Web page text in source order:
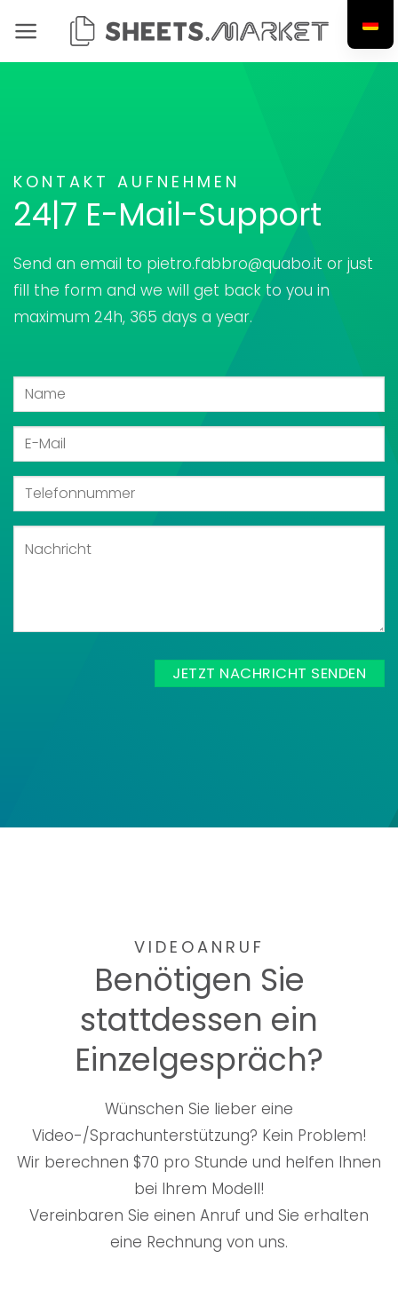
Inhalt
KONTAKT AUFNEHMEN
24|7 E-Mail-Support
Send an email to pietro.fabbro@quabo.it or just
fill the form and we will get back to you in
maximum 24h, 365 days a year.
VIDEOANRUF
Benötigen Sie
stattdessen ein
Einzelgespräch?
Wünschen Sie lieber eine
Video-/Sprachunterstützung? Kein Problem!
Wir berechnen $70 pro Stunde und helfen Ihnen
bei Ihrem Modell!
Vereinbaren Sie einen Anruf und Sie erhalten
eine Rechnung von uns.